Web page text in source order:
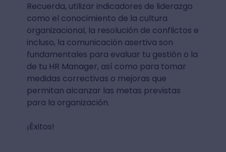
Recuerda, utilizar indicadores de liderazgo
como el conocimiento de la cultura
organizacional, la resolución de conflictos e
incluso, la comunicación asertiva son
fundamentales para evaluar tu gestión o la
de tu HR Manager, así como para tomar
medidas correctivas o mejoras que
permitan alcanzar las metas previstas
para la organización.
¡Éxitos!